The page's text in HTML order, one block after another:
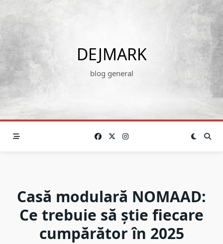
content
DEJMARK
blog general
Casă modulară NOMAAD:
Ce trebuie să știe fiecare
cumpărător în 2025